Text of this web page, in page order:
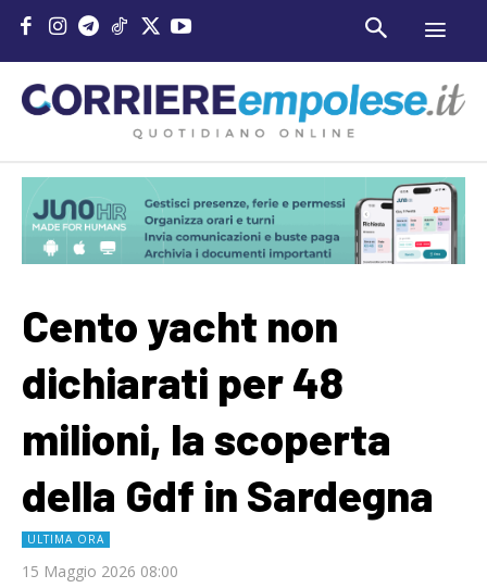
Cento yacht non
dichiarati per 48
milioni, la scoperta
della Gdf in Sardegna
ULTIMA ORA
15 Maggio 2026 08:00